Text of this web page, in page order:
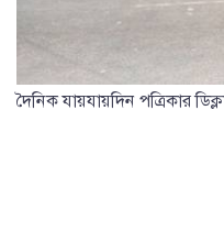
দৈনিক যায়যায়দিন পত্রিকার